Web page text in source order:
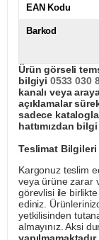
EAN Kodu
Barkod
Ürün görseli
bilgiyi 0533 030
kanalı veya
açıklamalar
sadece
hattımızdan
Teslimat Bilgileri
Kargonuz teslim
veya ürüne zarar
görevlisi ile
ediniz.
yetkilisinden
almayınız. Aksi
yapılmamaktadır